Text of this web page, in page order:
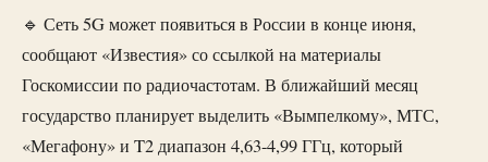
🔹 Сеть 5G может появиться в России в конце июня,
сообщают «Известия» со ссылкой на материалы
Госкомиссии по радиочастотам. В ближайший месяц
государство планирует выделить «Вымпелкому», МТС,
«Мегафону» и T2 диапазон 4,63-4,99 ГГц, который